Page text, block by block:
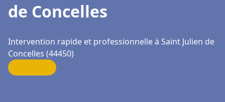
de Concelles
Intervention rapide et professionnelle à Saint Julien de
Concelles (44450)